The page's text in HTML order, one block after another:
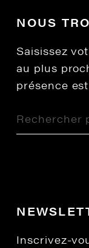
NOUS
Saisissez
au plus
présence
Inscrivez-